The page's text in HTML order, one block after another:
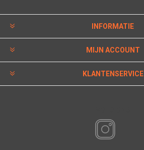
INFORMATIE
MIJN ACCOUNT
KLANTENSERVICE